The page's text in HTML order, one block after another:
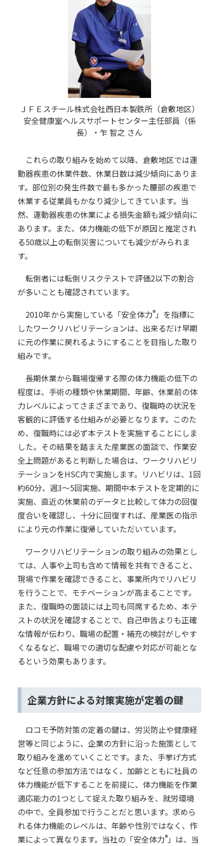
ＪＦＥスチール株式会社西日本製鉄所（倉敷地区）
安全健康室ヘルスサポートセンター主任部員（係
長）・乍 智之 さん
これらの取り組みを始めて以降、倉敷地区では運
動器疾患の休業件数、休業日数は減少傾向にありま
す。部位別の発生件数で最も多かった腰部の疾患で
休業する従業員もかなり減少してきています。当
然、運動器疾患の休業による損失金額も減少傾向に
あります。また、体力機能の低下が原因と推定され
る50歳以上の転倒災害についても減少がみられま
す。
転倒者には転倒リスクテストで評価2以下の割合
が多いことも確認されています。
2010年から実施している「安全体力®」を指標に
したワークリハビリテーションは、出来るだけ早期
に元の作業に戻れるようにすることを目指した取り
組みです。
長期休業から職場復帰する際の体力機能の低下の
程度は、手術の種類や休業期間、年齢、休業前の体
力レベルによってさまざまであり、復職時の状況を
客観的に評価する仕組みが必要となります。このた
め、復職時には必ず本テストを実施することにしま
した。その結果を踏まえた産業医の面談で、作業安
全上問題があると判断した場合は、ワークリハビリ
テーションをHSC内で実施します。リハビリは、1回
約60分、週3〜5回実施、期間中本テストを定期的に
実施、直近の休業前のデータと比較して体力の回復
度合いを確認し、十分に回復すれば、産業医の指示
により元の作業に復帰していただいています。
ワークリハビリテーションの取り組みの効果とし
ては、人事や上司も含めて情報を共有できること、
現場で作業を確認できること、事業所内でリハビリ
を行うことで、モチベーションが高まることです。
また、復職時の面談には上司も同席するため、本テ
ストの状況を確認することで、自己申告よりも正確
な情報が伝わり、職場の配置・補充の検討がしやす
くなるなど、職場での適切な配慮や対応が可能とな
るという効果もあります。
企業方針による対策実施が定着の鍵
ロコモ予防対策の定着の鍵は、労災防止や健康経
営等と同じように、企業の方針に沿った施策として
取り組みを進めていくことです。また、手挙げ方式
など任意の参加方法ではなく、加齢とともに社員の
体力機能が低下することを前提に、体力機能を作業
適応能力の1つとして捉えた取り組みを、就労環境
の中で、全員参加で行うことだと思います。求めら
れる体力機能のレベルは、年齢や性別ではなく、作
業によって異なります。当社の「安全体力®」は、当